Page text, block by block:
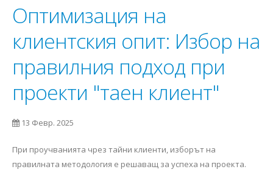
Оптимизация на
клиентския опит: Избор на
правилния подход при
проекти "таен клиент"
13 Февр. 2025
При проучванията чрез тайни клиенти, изборът на
правилната методология е решаващ за успеха на проекта.